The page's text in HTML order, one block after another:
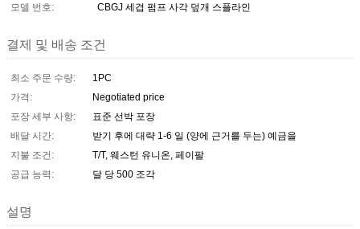
모델 번호:
CBGJ 세겹 펌프 사각 덮개 스플라인
결제 및 배송 조건
최소 주문 수량:
1PC
가격:
Negotiated price
포장 세부 사항:
표준 선박 포장
배달 시간:
받기 후에 대략 1-6 일 (양에 근거를 두는) 예금을
지불 조건:
T/T, 웨스턴 유니온, 페이팔
공급 능력:
달 당 500 조각
설명